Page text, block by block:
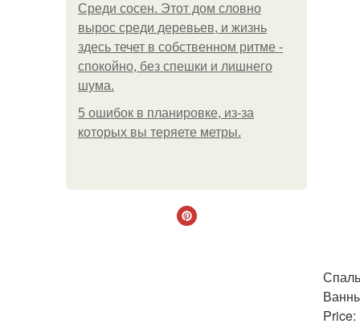
Среди сосен. Этот дом словно
вырос среди деревьев, и жизнь
здесь течет в собственном ритме -
спокойно, без спешки и лишнего
шума.
5 ошибок в планировке, из-за
которых вы теряете метры.
Price: